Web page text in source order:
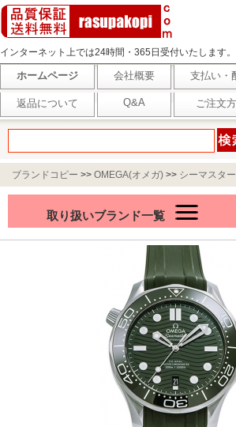
インターネット上では24時間・365日受付いたします
ホームページ 会社概要 支払い・
返品について Q&A ご注文
ブランドコピー >> OMEGA(オメガ) >> シーマスター
300M コーアクシャル マスタークロノメーター
取り扱いブランド一覧